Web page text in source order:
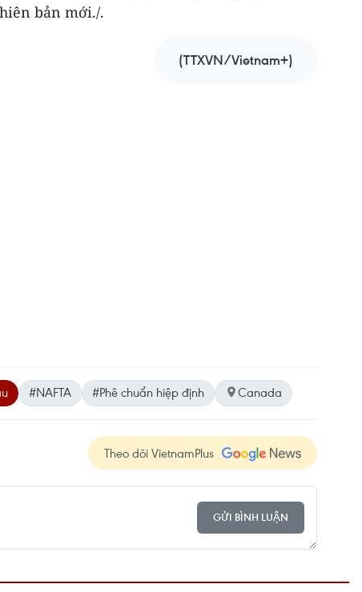
bản mới./.
(TTXVN/Vietnam+)
#NAFTA #Phê chuẩn hiệp định Canada
Theo dõi VietnamPlus
GỬI BÌNH LUẬN